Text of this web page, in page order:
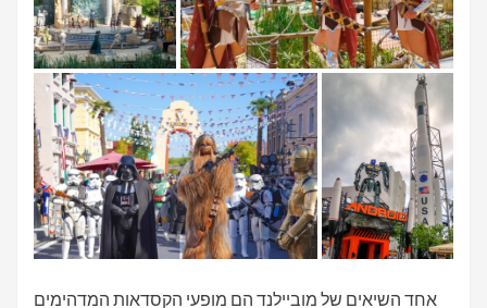
אחד השיאים של מוביילנד הם מופעי הקסדאות המדהימים